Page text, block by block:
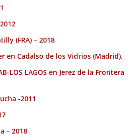
(FRA) – 2018
en Cadalso de los Vidrios (Madrid).
LOS LAGOS en Jerez de la Frontera
-2011
– 2018